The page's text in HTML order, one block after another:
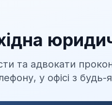
та адвокати
у офісі з